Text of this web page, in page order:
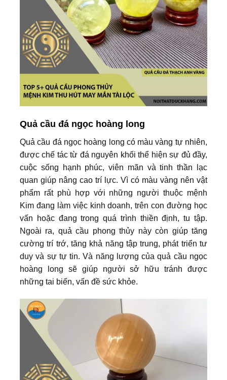
Quả cầu đá ngọc hoàng long
Quả cầu đá ngọc hoàng long có màu vàng tự nhiên,
được chế tác từ đá nguyên khối thể hiện sự đủ đầy,
cuộc sống hạnh phúc, viên mãn và tinh thần lạc
quan giúp nâng cao trí lực. Vì có màu vàng nên vật
phẩm rất phù hợp với những người thuộc mệnh
Kim đang làm việc kinh doanh, trên con đường học
vấn hoặc đang trong quá trình thiền định, tu tập.
Ngoài ra, quả cầu phong thủy này còn giúp tăng
cường trí trớ, tăng khả năng tập trung, phát triển tư
duy và sự tự tin. Và năng lượng của quả cầu ngọc
hoàng long sẽ giúp người sở hữu tránh được
những tai biến, vấn đề sức khỏe.